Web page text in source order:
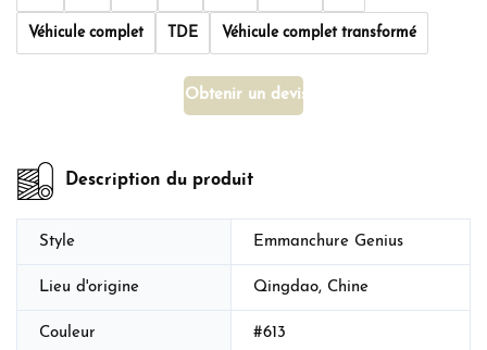
Véhicule complet TDE Véhicule complet transformé
Obtenir un devis
Description du produit
Style Emmanchure Genius
Lieu d'origine Qingdao, Chine
Couleur #613